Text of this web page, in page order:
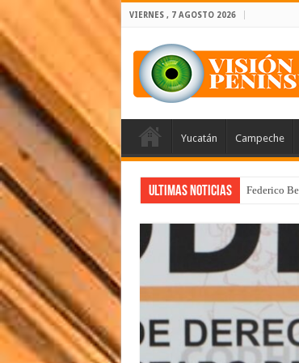
VIERNES , 7 AGOSTO 2026
Yucatán Campeche
Ultimas Noticias Federico